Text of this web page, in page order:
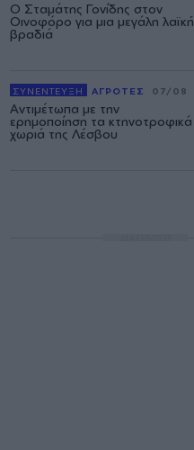
Ο Σταμάτης Γονίδης στον
Οινοφόρο για μια μεγάλη λαϊκή
βραδιά
ΣΥΝΕΝΤΕΥΞΗ ΑΓΡΟΤΕΣ 07/08
Αντιμέτωπα με την
ερημοποίηση τα κτηνοτροφικά
χωριά της Λέσβου